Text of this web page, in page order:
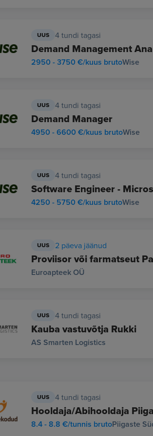
UUS 4 tundi tagasi
Demand Management
Wise
2950 - 3750 €/kuus bruto
UUS 4 tundi tagasi
Demand Manager
Wise
4950 - 6600 €/kuus bruto
UUS 4 tundi tagasi
Software Engineer -
Wise
4250 - 5750 €/kuus bruto
UUS 2 päeva jäänud
Proviisor või farmatseut
Euroapteek OÜ
UUS 4 tundi tagasi
Kauba vastuvõtja Rukki
AS Smarten Logistics
UUS 4 tundi tagasi
Hooldaja/Abihooldaja
Piigaste
8.4 - 8.8 €/tunnis bruto